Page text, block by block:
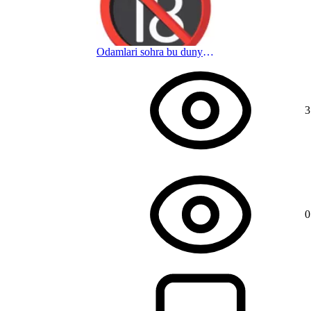
11 мес. назад Odamlari sohra bu dunyoni
3
0